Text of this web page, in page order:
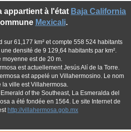
appartient à l'état Baja California
Mexicali.
sur 61,177 km² et compte 558 524 habitants
densité de 9 129,64 habitants par km².
moyenne est de 20 m.
est actuellement Jesús Alí de la Torre.
est appelé un Villahermosino. Le nom
la ville est Villahermosa.
of the Southeast, La Esmeralda del
a été fondée en 1564. Le site Internet de
http://villahermosa.gob.mx